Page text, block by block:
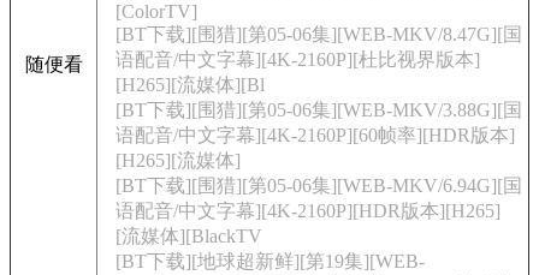
随便看
[ColorTV]
[BT下载][围猎][第05-06集][WEB-MKV/8.47G][国
语配音/中文字幕][4K-2160P][杜比视界版本]
[H265][流媒体][Bl
[BT下载][围猎][第05-06集][WEB-MKV/3.88G][国
语配音/中文字幕][4K-2160P][60帧率][HDR版本]
[H265][流媒体]
[BT下载][围猎][第05-06集][WEB-MKV/6.94G][国
语配音/中文字幕][4K-2160P][HDR版本][H265]
[流媒体][BlackTV
[BT下载][地球超新鲜][第19集][WEB-